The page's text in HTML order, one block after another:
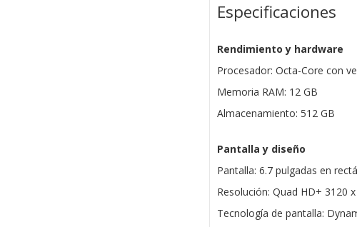
Especificaciones
Rendimiento y hardware
Procesador: Octa-Core con
Memoria RAM: 12 GB
Almacenamiento: 512 GB
Pantalla y diseño
Pantalla: 6.7 pulgadas en
Resolución: Quad HD+ 3120
Tecnología de pantalla: